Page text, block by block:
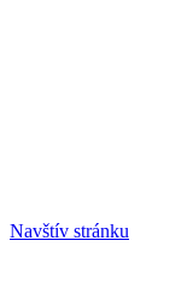
Navštív stránku